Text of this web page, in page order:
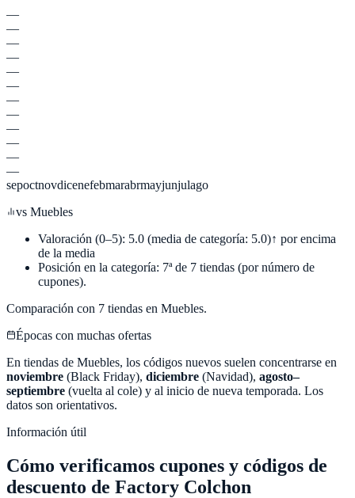
—
—
—
—
—
—
—
—
—
—
—
—
sepoctnovdicenefebmarabrmayjunjulago
vs Muebles
Valoración (0–5): 5.0 (media de categoría: 5.0)↑ por encima
de la media
Posición en la categoría: 7ª de 7 tiendas (por número de
cupones).
Comparación con 7 tiendas en Muebles.
Épocas con muchas ofertas
En tiendas de Muebles, los códigos nuevos suelen concentrarse en
noviembre (Black Friday), diciembre (Navidad), agosto–
septiembre (vuelta al cole) y al inicio de nueva temporada. Los
datos son orientativos.
Información útil
Cómo verificamos cupones y códigos de
descuento de Factory Colchon